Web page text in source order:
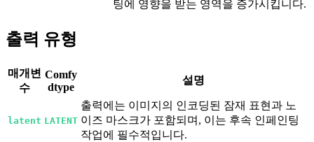
팅에 영향을 받는 영역을 증가시킵니다.
출력 유형
매개변
수
Comfy
dtype
설명
latent LATENT
출력에는 이미지의 인코딩된 잠재 표현과 노
이즈 마스크가 포함되며, 이는 후속 인페인팅
작업에 필수적입니다.